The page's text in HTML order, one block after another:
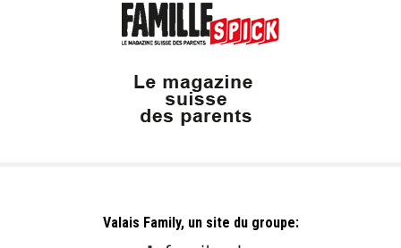
Valais Family, un site du groupe: